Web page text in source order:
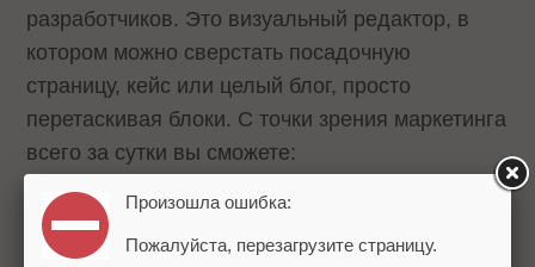
разработчиков. Это визуальный редактор, в
котором можно сверстать посадочную
страницу, кейс или целый блог, просто
перетаскивая блоки. С точки зрения маркетинга
всего за сутки вы сможете:
запустить красивый лендинг под новую
услугу;
Произошла ошибка:
Пожалуйста, перезагрузите страницу.